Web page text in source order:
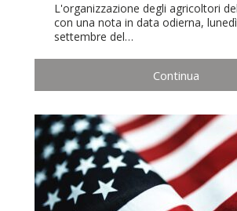
L'organizzazione degli agricoltori
con una nota in data odierna,
settembre del…
Continua